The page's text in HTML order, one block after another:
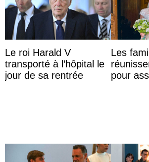
Le roi Harald V
transporté à l’hôpital le
jour de sa rentrée
Les
pour